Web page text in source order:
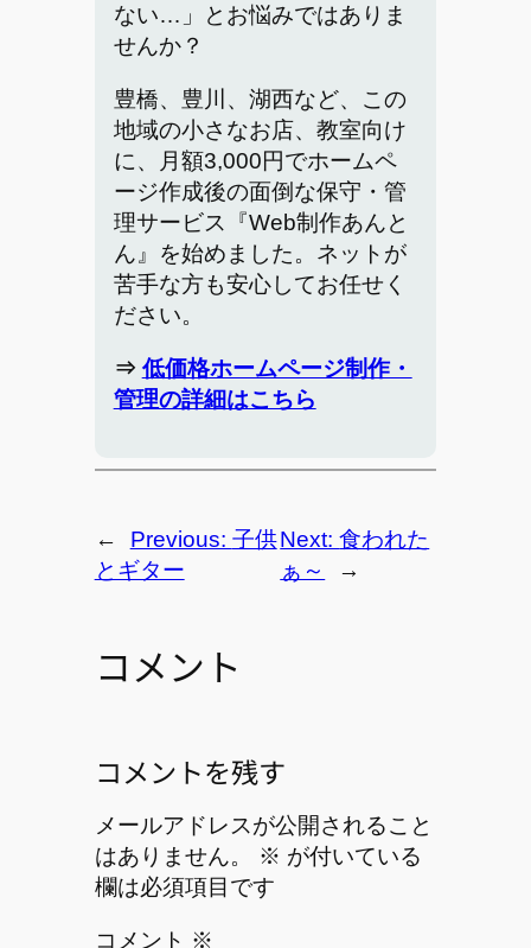
ない…」とお悩みではありま
せんか？
豊橋、豊川、湖西など、この
地域の小さなお店、教室向け
に、月額3,000円でホームペ
ージ作成後の面倒な保守・管
理サービス『Web制作あんと
ん』を始めました。ネットが
苦手な方も安心してお任せく
ださい。
⇒ 低価格ホームページ制作・
管理の詳細はこちら
← Previous: 子供
とギター
Next:食われた
ぁ～
→
コメント
コメントを残す
メールアドレスが公開されること
はありません。
※ が付いている
欄は必須項目です
コメント ※